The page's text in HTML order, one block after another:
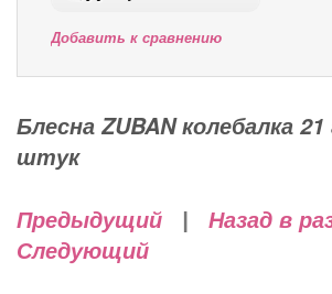
Добавить к сравнению
Блесна ZUBAN колебалка
штук
Предыдущий Назад в
Следующий